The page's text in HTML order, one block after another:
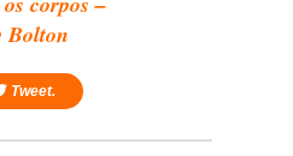
Bolton
Tweet.